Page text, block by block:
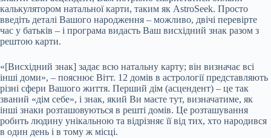
калькулятором натальної карти, таким як AstroSeek. Просто
введіть деталі Вашого народження – можливо, двічі перевірте
час у батьків – і програма видасть Ваш висхідний знак разом з
рештою карти.
«[Висхідний знак] задає всю натальну карту; він визначає всі
інші доми», – пояснює Вітт. 12 домів в астрології представляють
різні сфери Вашого життя. Перший дім (асцендент) – це так
званий «дім себе», і знак, який Ви маєте тут, визначатиме, як
інші знаки розташовуються в решті домів. Це розташування
робить людину унікальною та відрізняє її від тих, хто народився
в один день і в тому ж місці.